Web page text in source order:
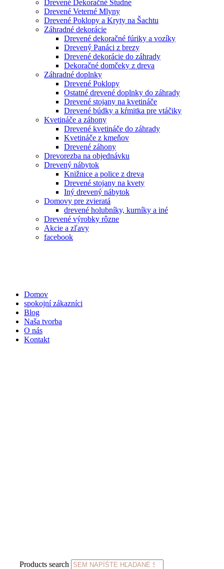
Drevené Dekoračné Studne
Drevené Veterné Mlyny
Drevené Poklopy a Kryty na Šachtu
Záhradné dekorácie
Drevené dekoračné fúriky a vozíky
Drevený Panáci z brezy
Drevené dekorácie do záhrady
Dekoračné domčeky z dreva
Záhradné doplnky
Drevené Poklopy
Ostatné drevené doplnky do záhrady
Drevené stojany na kvetináče
Drevené búdky a kŕmitka pre vtáčiky
Kvetináče a záhony
Drevené kvetináče do záhrady
Kvetináče z kmeňov
Drevené záhony
Drevorezba na objednávku
Drevený nábytok
Knižnice a police z dreva
Drevené stojany na kvety
Iný drevený nábytok
Domovy pre zvieratá
drevené holubníky, kurníky a iné
Drevené výrobky rôzne
Akcie a zľavy
facebook
Domov
spokojní zákazníci
Blog
Naša tvorba
O nás
Kontakt
Products search